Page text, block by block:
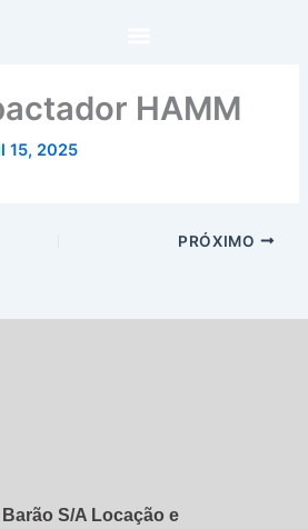
HAMM
15, 2025
PRÓXIMO
S/A Locação e